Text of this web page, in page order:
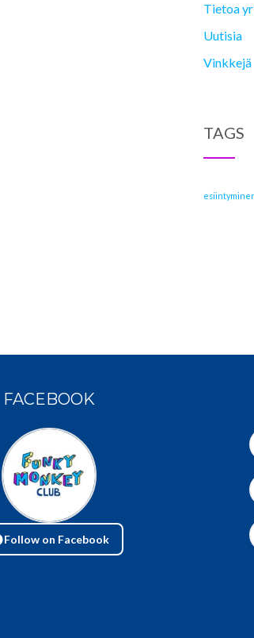
Tietoa
Uutisia
Vinkkejä
TAGS
FACEBOOK
Follow on Facebook